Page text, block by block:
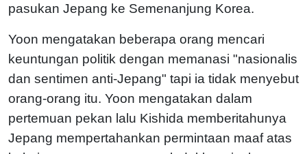
pasukan Jepang ke Semenanjung Korea.
Yoon mengatakan beberapa orang mencari
keuntungan politik dengan memanasi "nasionalis
dan sentimen anti-Jepang" tapi ia tidak menyebut
orang-orang itu. Yoon mengatakan dalam
pertemuan pekan lalu Kishida memberitahunya
Jepang mempertahankan permintaan maaf atas